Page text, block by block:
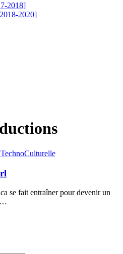
2018]
2020]
se fait entraîner pour devenir un